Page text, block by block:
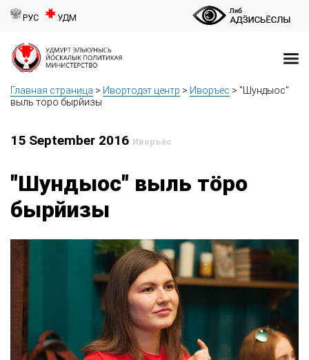
РУС УДМ
Главная страница > Ивортодэт центр > Иворъёс > "Шундыос"
выль тӧро бырйизы
15 September 2016 Иворъёс
"Шундыос" выль тӧро
бырйизы